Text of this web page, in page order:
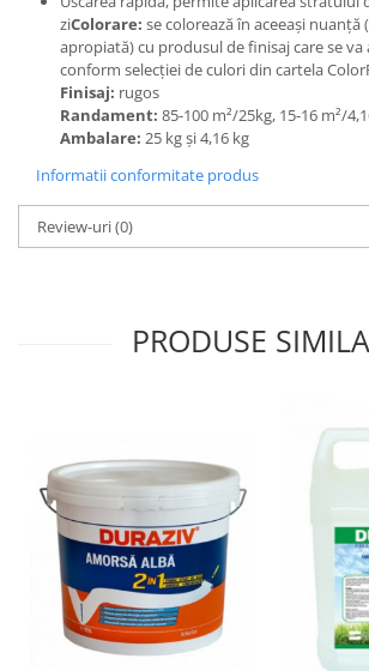
Plinta
Parchet laminat
Vopsele si tencuieli
Amorse
Lacuri si emailuri
Tencuieli decorative
Vopsele lavabile pentru exterior
Adezivi pentru placari ceramice
Chituri
Gleturi
Mortare
Premixuri
ziColorare: se colorează în aceeaşi
apropiată) cu produsul de finisaj care se
conform selecţiei de culori din cartela
Finisaj: rugos
Randament: 85-100 m²/25kg, 15-16 m²/
Ambalare: 25 kg și 4,16 kg
Informatii conformitate produs
Review-uri(0)
PRODUSE